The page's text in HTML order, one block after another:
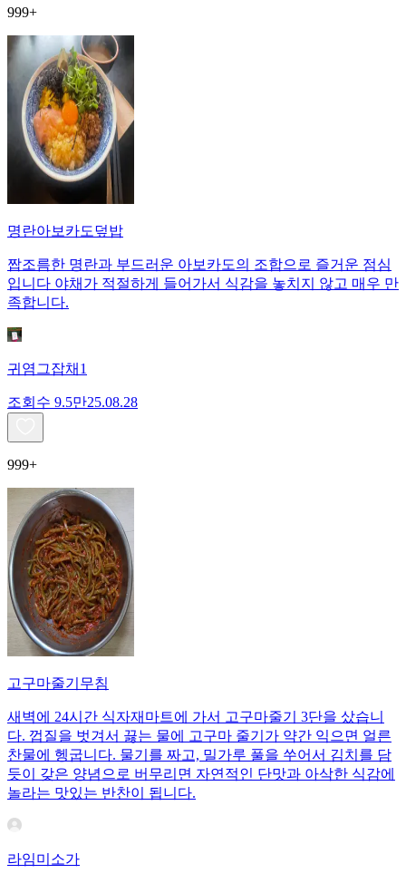
999+
명란아보카도덮밥
짭조름한 명란과 부드러운 아보카도의 조합으로 즐거운 점심
입니다 야채가 적절하게 들어가서 식감을 놓치지 않고 매우 만
족합니다.
귀염그잡채1
조회수 9.5만25.08.28
999+
고구마줄기무침
새벽에 24시간 식자재마트에 가서 고구마줄기 3단을 샀습니
다. 껍질을 벗겨서 끓는 물에 고구마 줄기가 약간 익으면 얼른
찬물에 헹굽니다. 물기를 짜고, 밀가루 풀을 쑤어서 김치를 담
듯이 갖은 양념으로 버무리면 자연적인 단맛과 아삭한 식감에
놀라는 맛있는 반찬이 됩니다.
라임미소가